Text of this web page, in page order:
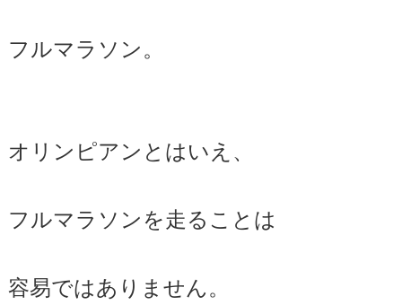
フルマラソン。
オリンピアンとはいえ、
フルマラソンを走ることは
容易ではありません。